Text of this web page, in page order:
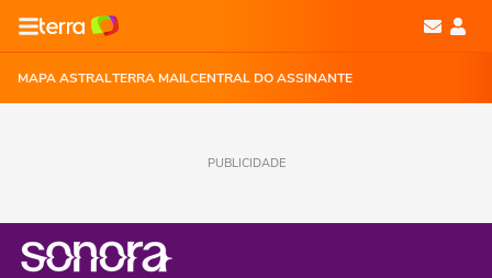
MAPA ASTRALTERRA MAILCENTRAL DO ASSINANTE
PUBLICIDADE